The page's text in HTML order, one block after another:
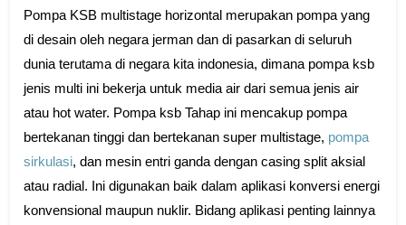
Pompa KSB multistage horizontal merupakan pompa yang
di desain oleh negara jerman dan di pasarkan di seluruh
dunia terutama di negara kita indonesia, dimana pompa ksb
jenis multi ini bekerja untuk media air dari semua jenis air
atau hot water. Pompa ksb Tahap ini mencakup pompa
bertekanan tinggi dan bertekanan super multistage, pompa
sirkulasi, dan mesin entri ganda dengan casing split aksial
atau radial. Ini digunakan baik dalam aplikasi konversi energi
konvensional maupun nuklir. Bidang aplikasi penting lainnya